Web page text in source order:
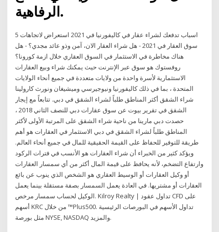
الرفاهية.
5 اسباب تدفعك لشراء عقار في كاليفورنيا في 2021 استعراض لاتجاهات
سوق العقار في 2021 - هل شراء العقار الان، آمن وذو عائد مجدي؟ - هل
هناك مخاطرة في الاستثمار في السوق العقاري خلال ازمة كورونا؟
روفستوك هو سوق عبر الإنترنت حيث يمكنك شراء وبيع العقارات
الاستثمارية لأسرة واحدة من ولايات متعددة في جميع أنحاء الولايات
المتحدة ، بما في ذلك كاليفورنيا ونيوجيرسي وميشيغان ونورث كارولينا
شراء الشقق أكثر المناطق طلباً لشراء الشقق في دبي. تتابعاً مع إيجار
الشقق في تقرير بيوت عن سوق عقارات دبي للنصف الثاني 2018 ،
حصدت دبي مارينا من ناحية شراء الشقق على المرتبة الأولى لأكثر
المناطق طلباً لشراء الشقق في دبي الاستثمار في العقارات هو أهم
طريقة للتوفير للحفاظ على القيمة الحقيقية للمال في جميع أنحاء العالم.
ويؤكد كثير من الخبراء أن شراء العقارات هو الأنسب في فترات الركود
وارتفاع التضخم، لأنه يحافظ على قيمة المال أكثر من أي سمسار العقارات
أو وكيل العقارات أو الوسيط العقاري هو الشخص الذي ينوب عن بائع
العقارات أو مشتريها. في العادة يعمل السمسار بصفة مستقلة بينما يعمل
الوكيل لحساب سمسار مرخص. Kilroy Realty | تداول عقود CFD على
أسهم KRC من خلال ™Plus500. تداول الأسهم في البورصات الرئيسية
مثل بورصة NYSE, NASDAQ والمزيد.